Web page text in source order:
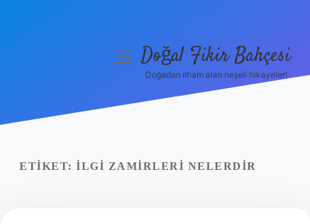
Yasal Uyarı
menüyüDoğal Fikir Bahçesi
Doğadan ilham alan neşeli hikayeler!
ETIKET: İLGI ZAMIRLERI NELERDIR